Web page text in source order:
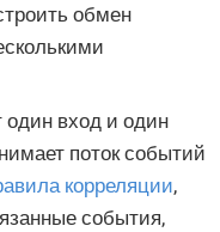
обмен
один вход и один
поток событий
корреляции,
события,